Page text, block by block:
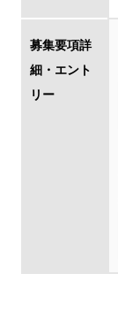
募集要項詳
細・エント
リー